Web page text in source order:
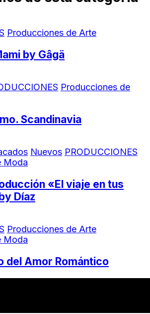
Producciones de Arte
by Gâgä
Producciones de
Scandinavia
Nuevos PRODUCCIONES
Moda
«El viaje en tus
Díaz
Producciones de Arte
Moda
del Amor Romántico